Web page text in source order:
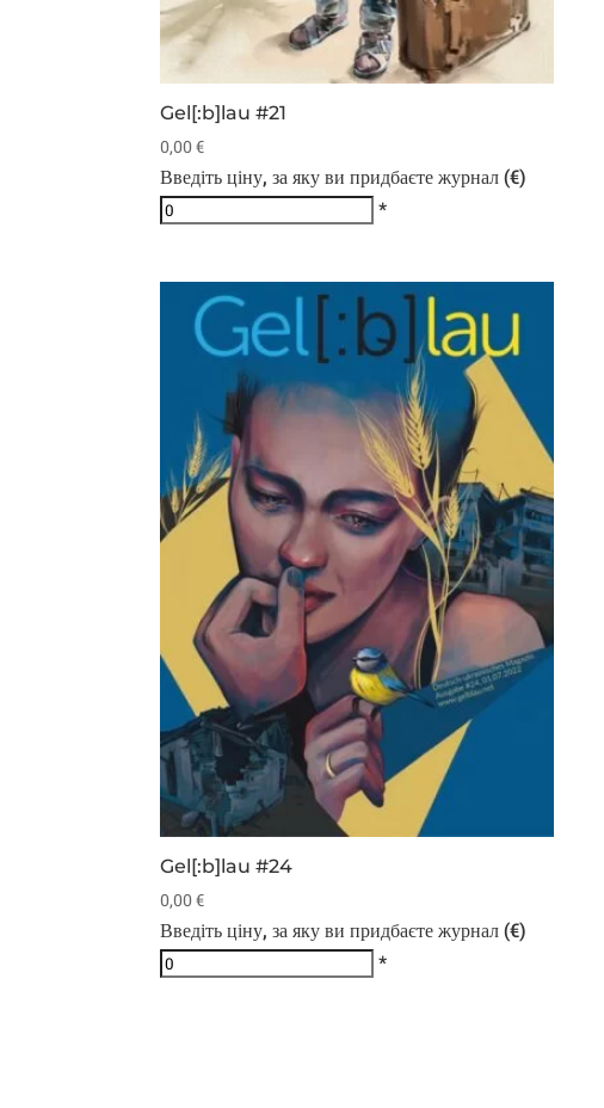
Gel[:b]lau #21
0,00€
Введіть ціну, за яку ви придбаєте журнал (€)
*
Gel[:b]lau #24
0,00€
Введіть ціну, за яку ви придбаєте журнал (€)
*